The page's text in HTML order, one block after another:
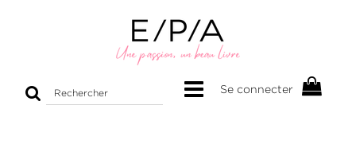
Rechercher
Se connecter